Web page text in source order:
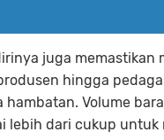
juga memastikan
hingga
hambatan. Volume
lebih dari cukup untuk